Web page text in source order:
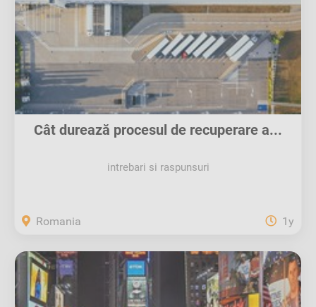
Cât durează procesul de recuperare a...
intrebari si raspunsuri
Romania 1y